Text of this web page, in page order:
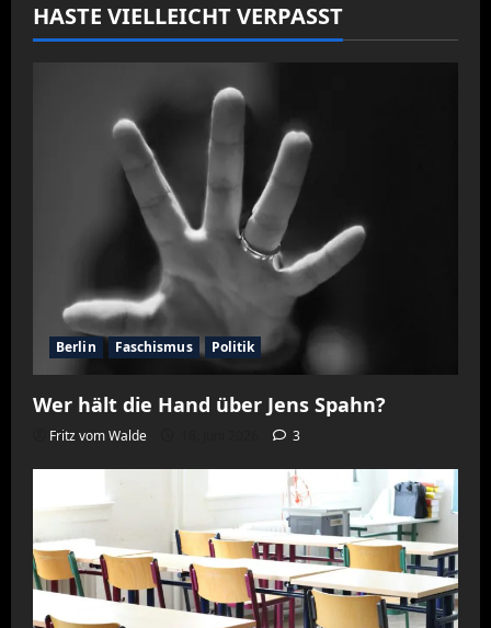
HASTE VIELLEICHT VERPASST
Berlin Faschismus Politik
Wer hält die Hand über Jens Spahn?
Fritz vom Walde 3